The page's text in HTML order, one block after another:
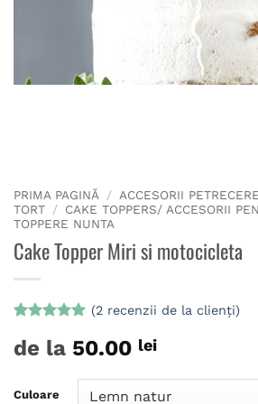
PRIMA PAGINĂ / ACCESORII PETRECERE
TORT / CAKE TOPPERS/ ACCESORII
TOPPERE NUNTA
Cake Topper Miri si motocicleta
5din 5 pe
baza a
la clienți
(2recenzii de la clienți)
de la 50.00 lei
Culoare